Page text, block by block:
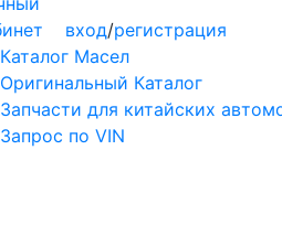
вход/регистрация
Каталог Масел
Оригинальный Каталог
Запчасти для китайских
Запрос по VIN